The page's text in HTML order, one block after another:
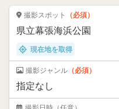
撮影スポット （必須）
現在地を取得
撮影ジャンル （必須）